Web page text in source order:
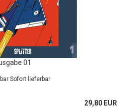
01
Sofort lieferbar
29,80 EUR